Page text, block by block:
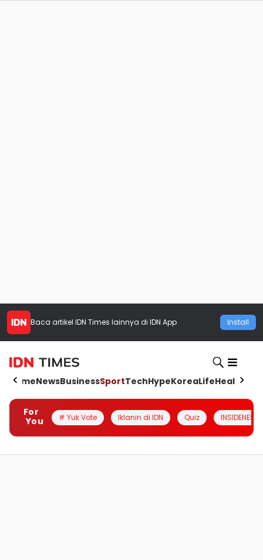
Baca artikel IDN Times lainnya di IDN App Install
HomeNewsBusinessSportTechHypeKoreaLifeHealth
For
You
# Yuk Vote Iklanin di IDN Quiz INSIDENESIA